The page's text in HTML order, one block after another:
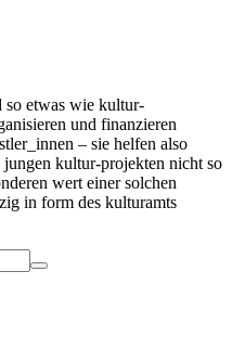
so etwas wie kultur-
und finanzieren
– sie helfen also
kultur-projekten nicht so
wert einer solchen
in form des kulturamts